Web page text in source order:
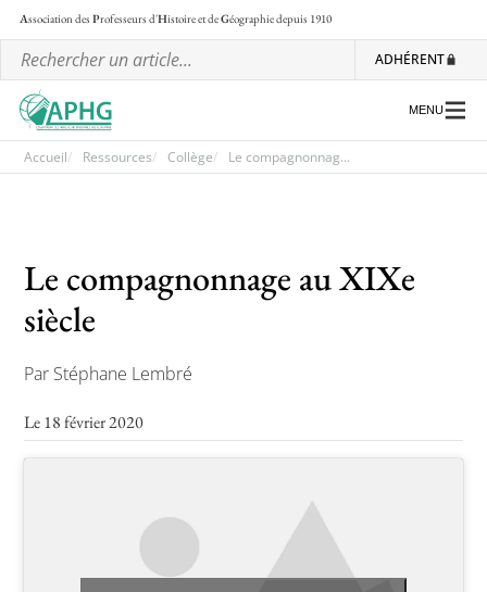
Association desProfesseurs d'Histoire et deGéographiedepuis 1910
ADHÉRENT
Les ateliers nationaux
Toutes les actualités
MENU
Accueil Ressources Collège Le compagnonnag...
Le compagnonnage au XIXe
siècle
Par Stéphane Lembré
Le 18 février 2020